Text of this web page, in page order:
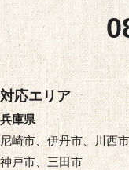
対応エリア
兵庫県
尼崎市、伊丹市、川西
神戸市、三田市